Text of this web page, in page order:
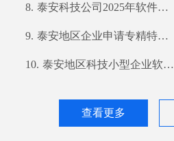
查看更多
8. 泰安科技公司2025年软件著作权申请服务：承诺成功申请，不过退款
9. 泰安地区企业申请专精特新与软件著作权详解：如何高效申请软著
10. 泰安地区科技小型企业软件著作权申请详解及申请流程指南